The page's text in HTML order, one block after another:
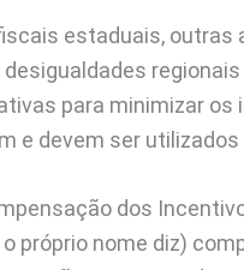
estaduais,
para minimizar
e devem ser
dos
próprio nome diz)